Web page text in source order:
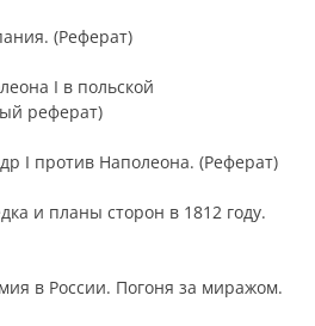
(Реферат)
I в польской
реферат)
I против Наполеона. (Реферат)
и планы сторон в 1812 году.
в России. Погоня за миражом.